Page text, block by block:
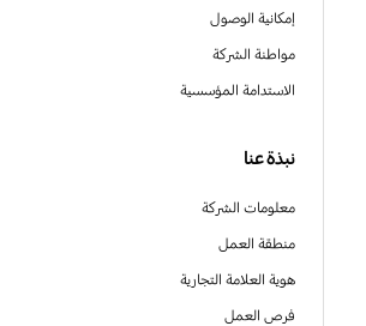
إمكانية الوصول
مواطنة الشركة
الاستدامة المؤسسية
نبذة عنا
معلومات الشركة
منطقة العمل
هوية العلامة التجارية
فرص العمل